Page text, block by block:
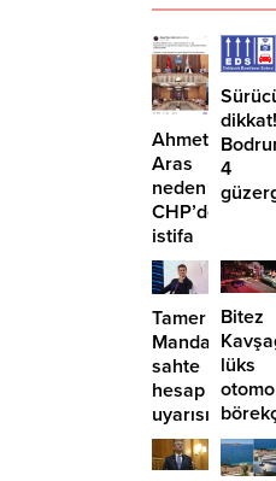
Ahmet
Aras
neden
CHP’den
istifa
etmiyor?
dikkat!
4
Tamer
sahte
hesap
uyarısı
Bitez
lüks
girdi:
2